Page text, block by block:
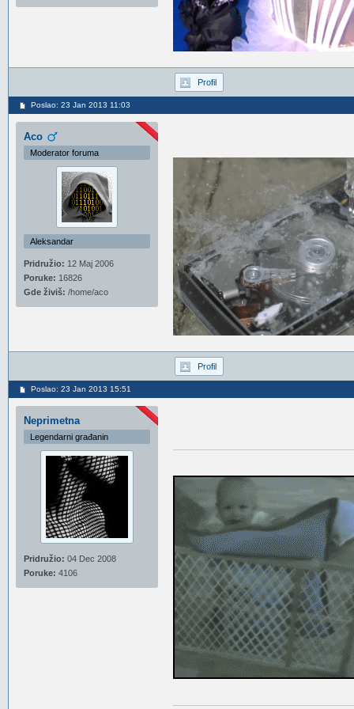
Profil
Poslao: 23 Jan 2013 11:03
Aco
Moderator foruma
Aleksandar
Pridružio: 12 Maj 2006
Poruke: 16826
Gde živiš: /home/aco
Profil
Poslao: 23 Jan 2013 15:51
Neprimetna
Legendarni građanin
Pridružio: 04 Dec 2008
Poruke: 4106